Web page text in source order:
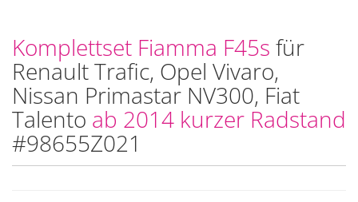
Komplettset Fiamma F45s für
Renault Trafic, Opel Vivaro,
Nissan Primastar NV300, Fiat
Talento ab 2014 kurzer Radstand
#98655Z021